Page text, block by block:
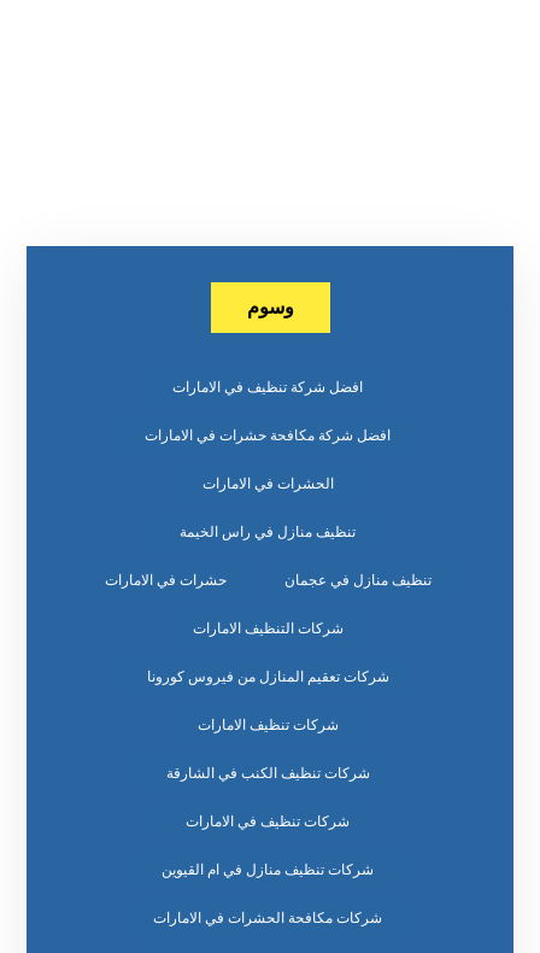
وسوم
افضل شركة تنظيف في الامارات
افضل شركة مكافحة حشرات في الامارات
الحشرات في الامارات
تنظيف منازل في راس الخيمة
تنظيف منازل في عجمان حشرات في الامارات
شركات التنظيف الامارات
شركات تعقيم المنازل من فيروس كورونا
شركات تنظيف الامارات
شركات تنظيف الكنب في الشارقة
شركات تنظيف في الامارات
شركات تنظيف منازل في ام القيوين
شركات مكافحة الحشرات في الامارات